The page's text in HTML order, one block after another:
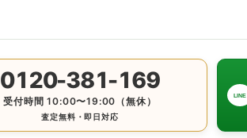
0120-381-169
受付時間 10:00〜19:00（無休）
査定無料・即日対応
LINE